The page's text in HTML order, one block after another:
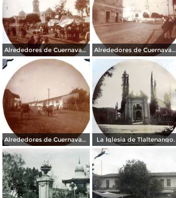
Alrededores de Cuernavaca Morelos. Alrededores de Cuernavaca Morelos.
Alrededores de Cuernavaca Morelos. La Iglesia de Tlaltenango.